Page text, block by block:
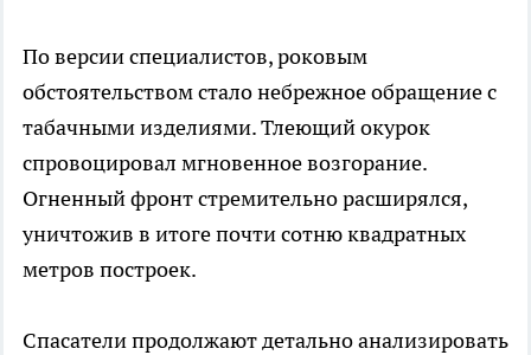
По версии специалистов, роковым
обстоятельством стало небрежное обращение с
табачными изделиями. Тлеющий окурок
спровоцировал мгновенное возгорание.
Огненный фронт стремительно расширялся,
уничтожив в итоге почти сотню квадратных
метров построек.
Спасатели продолжают детально анализировать